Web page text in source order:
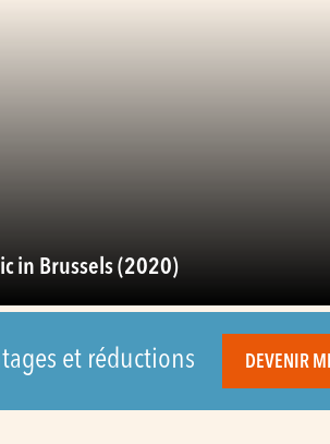
in Brussels (2020)
et réductions DEVENIR